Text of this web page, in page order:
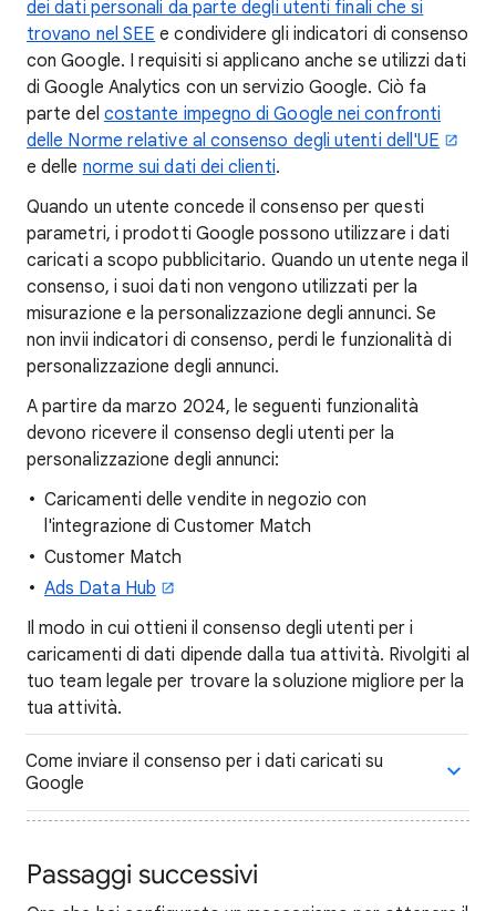
dei dati personali da parte degli utenti finali che si
trovano nel SEE e condividere gli indicatori di consenso
con Google. I requisiti si applicano anche se utilizzi dati
di Google Analytics con un servizio Google. Ciò fa
parte del costante impegno di Google nei confronti
delle Norme relative al consenso degli utenti dell'UE
e delle norme sui dati dei clienti.
Quando un utente concede il consenso per questi
parametri, i prodotti Google possono utilizzare i dati
caricati a scopo pubblicitario. Quando un utente nega il
consenso, i suoi dati non vengono utilizzati per la
misurazione e la personalizzazione degli annunci. Se
non invii indicatori di consenso, perdi le funzionalità di
personalizzazione degli annunci.
A partire da marzo 2024, le seguenti funzionalità
devono ricevere il consenso degli utenti per la
personalizzazione degli annunci:
Caricamenti delle vendite in negozio con
l'integrazione di Customer Match
Customer Match
Ads Data Hub
Il modo in cui ottieni il consenso degli utenti per i
caricamenti di dati dipende dalla tua attività. Rivolgiti al
tuo team legale per trovare la soluzione migliore per la
tua attività.
Come inviare il consenso per i dati caricati su
Google
Passaggi successivi